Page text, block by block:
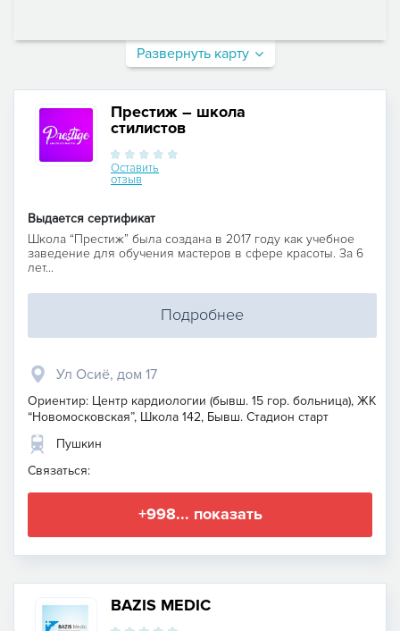
Развернуть карту
Престиж – школа
стилистов
Оставить
отзыв
Выдается сертификат
Школа “Престиж” была создана в 2017 году как учебное
заведение для обучения мастеров в сфере красоты. За 6
лет...
Подробнее
Ул Осиё, дом 17
Ориентир: Центр кардиологии (бывш. 15 гор. больница), ЖК
“Новомосковская”, Школа 142, Бывш. Стадион старт
Пушкин
Связаться:
+998... показать
BAZIS MEDIC